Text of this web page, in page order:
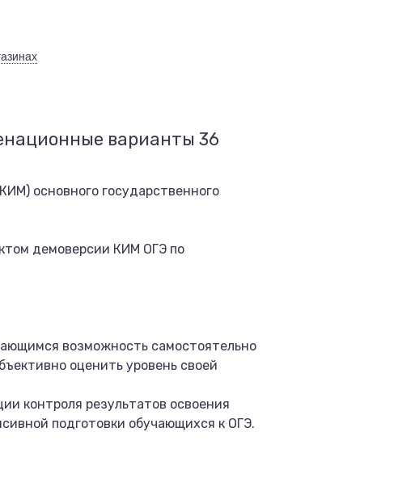
варианты 36
основного государственного
демоверсии КИМ ОГЭ по
возможность самостоятельно
оценить уровень своей
контроля результатов освоения
подготовки обучающихся к ОГЭ.